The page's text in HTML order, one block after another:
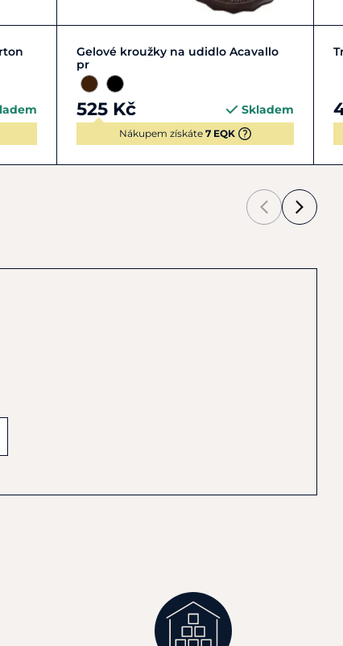
Zobrazit detail
Gelové kroužky na udidlo Acavallo
pr
525 Kč Skladem
Nákupem získáte 7 EQK